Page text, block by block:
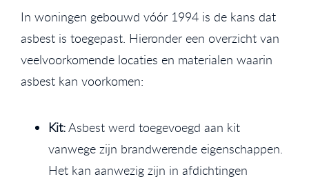
In woningen gebouwd vóór 1994 is de kans dat
asbest is toegepast. Hieronder een overzicht van
veelvoorkomende locaties en materialen waarin
asbest kan voorkomen:
Kit:Asbest werd toegevoegd aan kit
vanwege zijn brandwerende eigenschappen.
Het kan aanwezig zijn in afdichtingen